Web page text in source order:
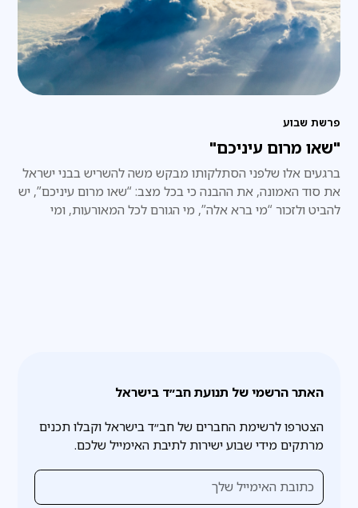
פרשת שבוע
"שאו מרום עיניכם"
ברגעים אלו שלפני הסתלקותו מבקש משה להשריש בבני ישראל
את סוד האמונה, את ההבנה כי בכל מצב: “שאו מרום עיניכם”, יש
להביט ולזכור “מי ברא אלה”, מי הגורם לכל המאורעות, ומי
האתר הרשמי של תנועת חב״ד בישראל
הצטרפו לרשימת החברים של חב״ד בישראל וקבלו תכנים
מרתקים מידי שבוע ישירות לתיבת האימייל שלכם.